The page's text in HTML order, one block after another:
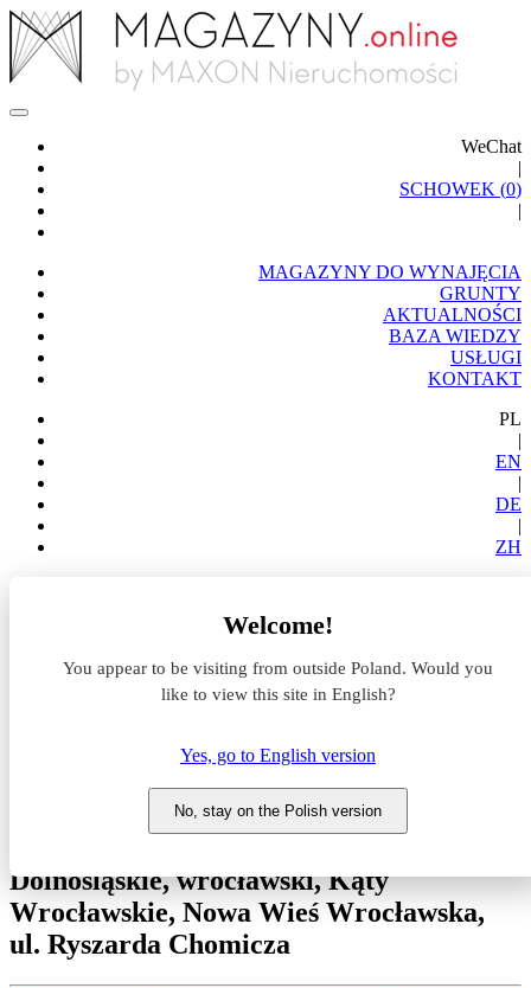
WeChat
|
SCHOWEK (0)
|
MAGAZYNY DO WYNAJĘCIA
GRUNTY
AKTUALNOŚCI
BAZA WIEDZY
USŁUGI
KONTAKT
PL
|
EN
|
DE
|
ZH
Welcome!
You appear to be visiting from outside Poland. Would you
like to view this site in English?
Yes, go to English version
No, stay on the Polish version
Kąty Wrocławskie
Nowa Wieś Wrocławska
Magazyn do wynajęcia EQT
Exeter Wrocław S8 South
Dolnośląskie, wrocławski, Kąty
Wrocławskie, Nowa Wieś Wrocławska,
ul. Ryszarda Chomicza